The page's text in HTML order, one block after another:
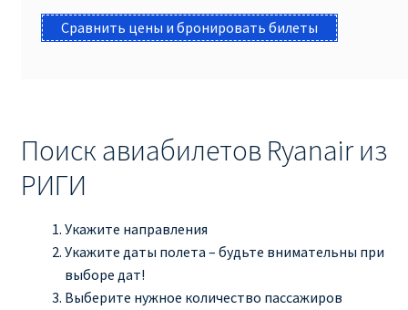
ПРАВИЛА RYANAIR В АЭРОПОРТУ И НА БОРТУ
ПУТЕШЕСТВИЕ С ДЕТЬМИ И МЛАДЕНЦАМИ
РЕЙСАМИ RYANAIR
ПУТЕШЕСТВИЯ РЕЙСАМИ RYANAIR
Информация по бронированию билетов Ryanair
Сравнить цены и бронировать билеты
Поиск авиабилетов Ryanair из
РИГИ
Укажите направления
Укажите даты полета – будьте внимательны при
выборе дат!
Выберите нужное количество пассажиров